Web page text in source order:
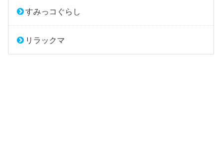
すみっコぐらし
リラックマ